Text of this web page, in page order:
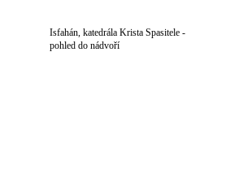
Isfahán, katedrála Krista Spasitele -
pohled do nádvoří